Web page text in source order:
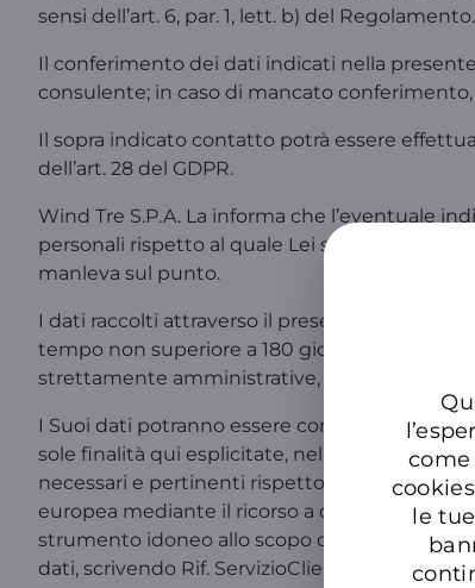
le
sensi dell’art. 6, par. 1, lett. b) del Regolamento.
Il conferimento dei dati indicati nella
consulente; in caso di mancato
Il sopra indicato contatto potrà essere
dell’art. 28 del GDPR.
Wind Tre S.P.A. La informa che l’eventuale
personali rispetto al quale Lei si pone come
manleva sul punto.
I dati raccolti attraverso il presente Form
tempo non superiore a 180 giorni da parte
strettamente amministrative, fiscali e per
I Suoi dati potranno essere comunicati a
sole finalità qui esplicitate, nella qualità di
necessari e pertinenti rispetto alle finalità
europea mediante il ricorso a clausole
strumento idoneo allo scopo che sarà
dati, scrivendo Rif.